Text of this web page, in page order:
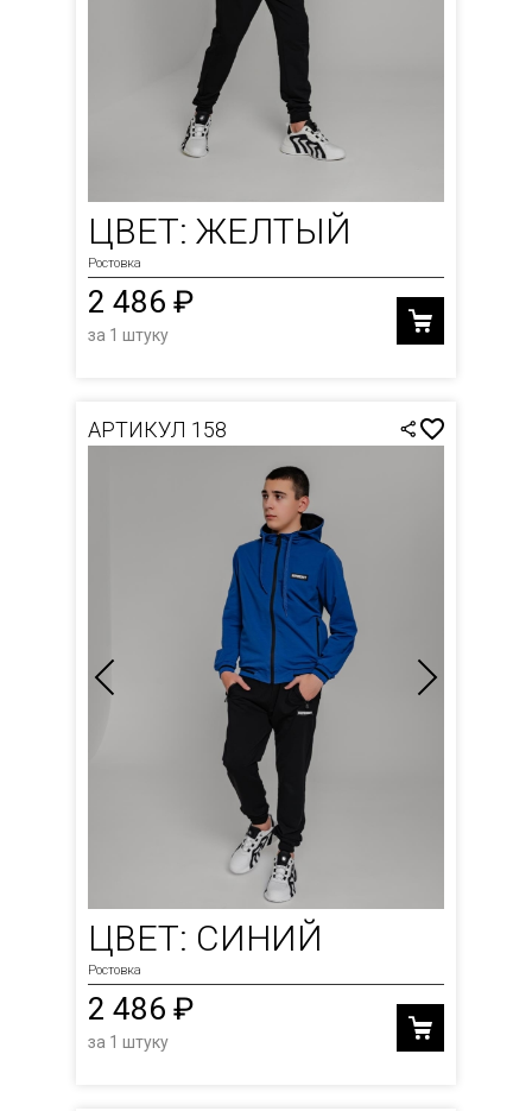
ЦВЕТ: ЖЕЛТЫЙ
Ростовка
2 486 ₽
за 1 штуку
АРТИКУЛ 158
ЦВЕТ: СИНИЙ
Ростовка
2 486 ₽
за 1 штуку